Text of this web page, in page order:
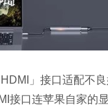
HDMI
」接口适配不
接口连苹果自家的